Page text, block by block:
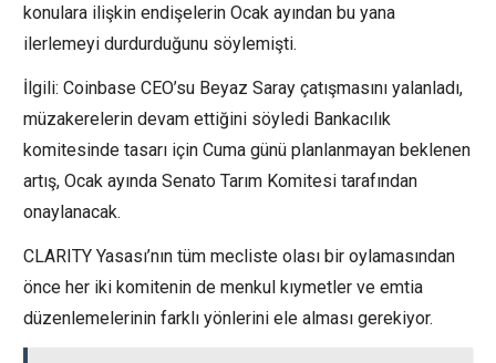
konulara ilişkin endişelerin Ocak ayından bu yana
ilerlemeyi durdurduğunu söylemişti.
İlgili: Coinbase CEO’su Beyaz Saray çatışmasını yalanladı,
müzakerelerin devam ettiğini söyledi Bankacılık
komitesinde tasarı için Cuma günü planlanmayan beklenen
artış, Ocak ayında Senato Tarım Komitesi tarafından
onaylanacak.
CLARITY Yasası’nın tüm mecliste olası bir oylamasından
önce her iki komitenin de menkul kıymetler ve emtia
düzenlemelerinin farklı yönlerini ele alması gerekiyor.